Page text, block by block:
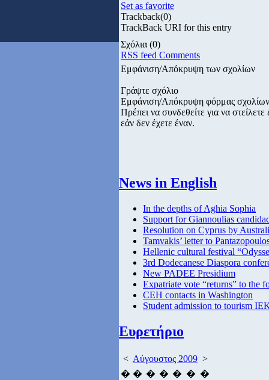
Set as favorite
Trackback(0)
TrackBack URI for this entry
Σχόλια (0)
RSS feed Comments
Εμφάνιση/Απόκρυψη των σχολίων
Γράψτε σχόλιο
Εμφάνιση/Απόκρυψη φόρμας σχολίων
Πρέπει να συνδεθείτε για να
εάν δεν έχετε έναν.
News in English
In the depths of Aghia Sophia
Support for Giannoulias
Resolution on Cyprus by
Tamvakis’ letter to
Hellenic cultural festival
3rd Dodecanese Diaspora
New PADEE Presidium
Expatriate vote “returns” to the
CEH contacts in Washington
Student admission to tourism
Ευρετήριο
< Αύγουστος 2009 >
� � � � � � �